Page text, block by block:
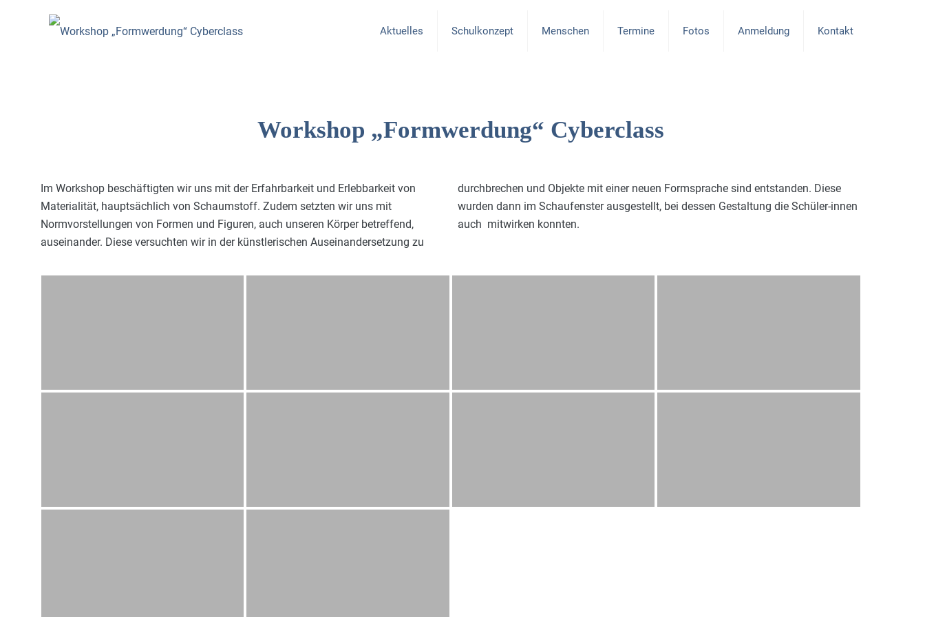
Aktuelles Schulkonzept Menschen Termine Fotos Anmeldung Kontakt
Workshop „Formwerdung“ Cyberclass
Im Workshop beschäftigten wir uns mit der Erfahrbarkeit und Erlebbarkeit von
Materialität, hauptsächlich von Schaumstoff. Zudem setzten wir uns mit
Normvorstellungen von Formen und Figuren, auch unseren Körper betreffend,
auseinander. Diese versuchten wir in der künstlerischen Auseinandersetzung zu
durchbrechen und Objekte mit einer neuen Formsprache sind entstanden. Diese
wurden dann im Schaufenster ausgestellt, bei dessen Gestaltung die Schüler-innen
auch mitwirken konnten.